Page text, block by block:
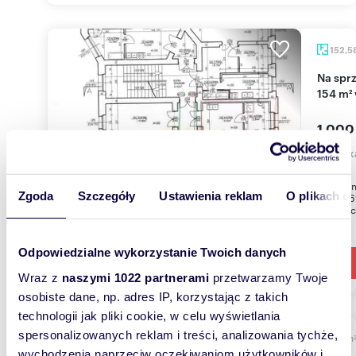
Zgoda Szczegóły Ustawienia reklam O plikach
Odpowiedzialne wykorzystanie Twoich danych
Wraz z naszymi 1022 partnerami przetwarzamy Twoje
osobiste dane, np. adres IP, korzystając z takich
technologii jak pliki cookie, w celu wyświetlania
spersonalizowanych reklam i treści, analizowania tychże,
Na sprzedaż przestronne 6-pokojowe mieszkanie
154
1
roku
817 m2